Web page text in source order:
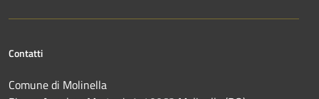
Contatti
Comune di Molinella